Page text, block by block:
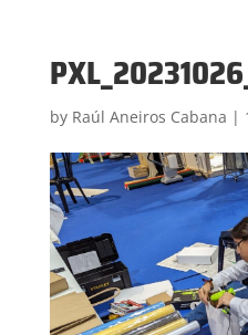
by Raúl Aneiros Cabana |